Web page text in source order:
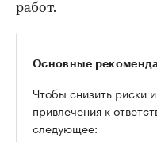
работ.
Основные
Чтобы снизить риски
привлечения к
следующее: